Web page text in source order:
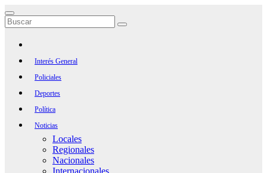
Saltar
al
contenido
Interés General
Policiales
Deportes
Política
Noticias
Locales
Regionales
Nacionales
Internacionales